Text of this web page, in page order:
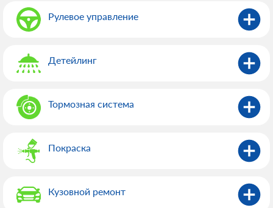
Рулевое управление
Детейлинг
Тормозная система
Покраска
Кузовной ремонт